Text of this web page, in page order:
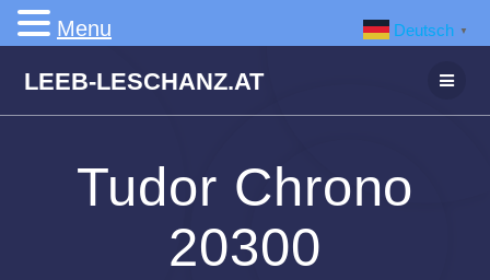
Inhalt
LEEB-LESCHANZ.AT
Tudor Chrono
20300
Deutsch ▼
Menu